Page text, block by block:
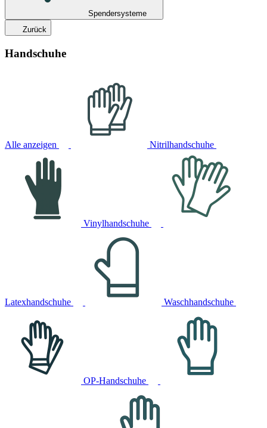
Spendersysteme
Zurück
Handschuhe
Alle anzeigen Nitrilhandschuhe
Vinylhandschuhe
Latexhandschuhe Waschhandschuhe
OP-Handschuhe